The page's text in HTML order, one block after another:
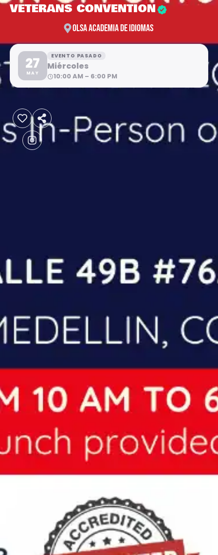
VETERANS CONVENTION
OLSA ACADEMIA DE IDIOMAS
27
MAY
EVENTO PASADO
Miércoles
10:00 AM – 6:00 PM